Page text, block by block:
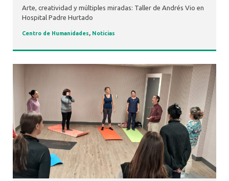
Arte, creatividad y múltiples miradas: Taller de Andrés Vio en
Hospital Padre Hurtado
Centro de Humanidades, Noticias